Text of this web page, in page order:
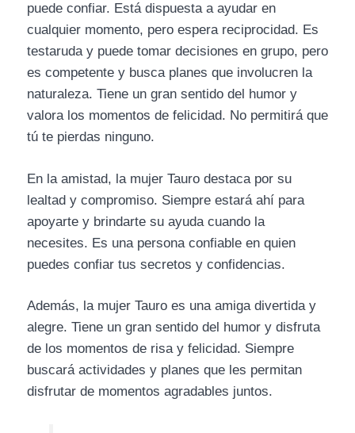
puede confiar. Está dispuesta a ayudar en
cualquier momento, pero espera reciprocidad. Es
testaruda y puede tomar decisiones en grupo, pero
es competente y busca planes que involucren la
naturaleza. Tiene un gran sentido del humor y
valora los momentos de felicidad. No permitirá que
tú te pierdas ninguno.
En la amistad, la mujer Tauro destaca por su
lealtad y compromiso. Siempre estará ahí para
apoyarte y brindarte su ayuda cuando la
necesites. Es una persona confiable en quien
puedes confiar tus secretos y confidencias.
Además, la mujer Tauro es una amiga divertida y
alegre. Tiene un gran sentido del humor y disfruta
de los momentos de risa y felicidad. Siempre
buscará actividades y planes que les permitan
disfrutar de momentos agradables juntos.